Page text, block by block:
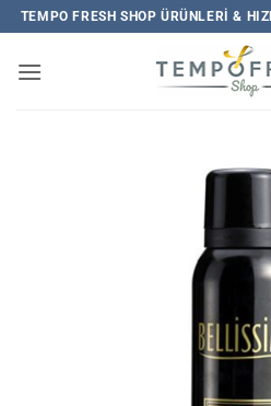
İçeriğe
atla
TEMPO FRESH SHOP ÜRÜNLERI &